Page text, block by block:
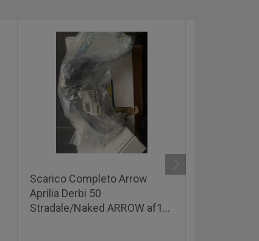
Scarico Completo Arrow
Aprilia Derbi 50
Stradale/Naked ARROW af1